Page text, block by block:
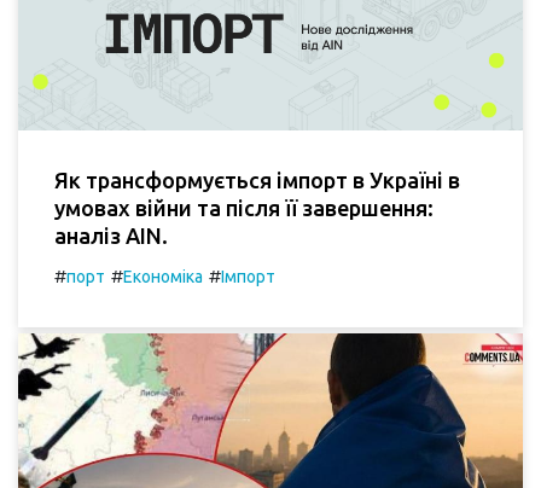
Як трансформується імпорт в Україні в
умовах війни та після її завершення:
аналіз AIN.
#порт #Економіка #Імпорт